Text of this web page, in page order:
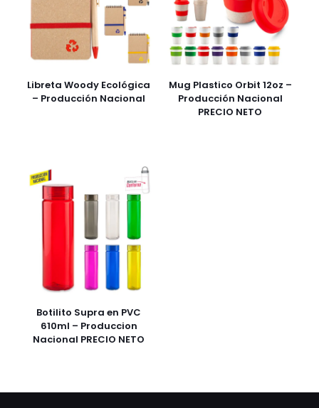
Libreta Woody Ecológica
– Producción Nacional
Mug Plastico Orbit 12oz –
Producción Nacional
PRECIO NETO
Botilito Supra en PVC
610ml – Produccion
Nacional PRECIO NETO